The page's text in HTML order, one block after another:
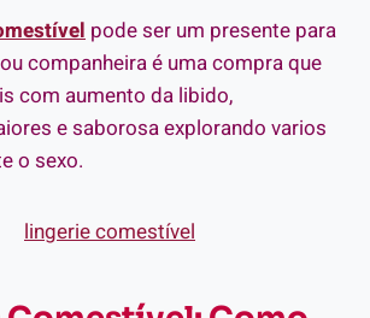
pode ser um presente para
companheira é uma compra que
com aumento da libido,
e saborosa explorando varios
o sexo.